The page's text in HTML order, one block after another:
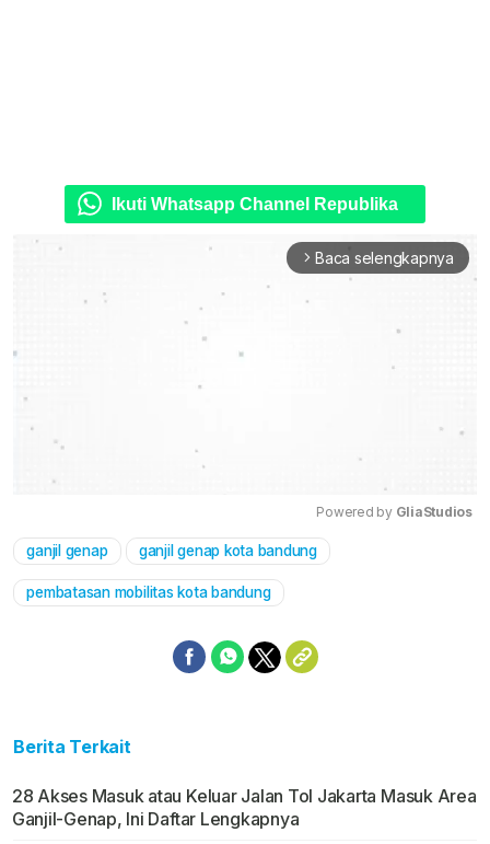
Ikuti Whatsapp Channel Republika
arrow_forward_ios Baca selengkapnya
Powered by GliaStudios
ganjil genap ganjil genap kota bandung
pembatasan mobilitas kota bandung
Berita Terkait
28 Akses Masuk atau Keluar Jalan Tol Jakarta Masuk Area
Ganjil-Genap, Ini Daftar Lengkapnya